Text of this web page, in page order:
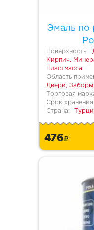
Эмаль по
Поверхность:
Кирпич,
Пластмасса
Область
Двери,
Торговая
Срок хранения:
Страна:
476